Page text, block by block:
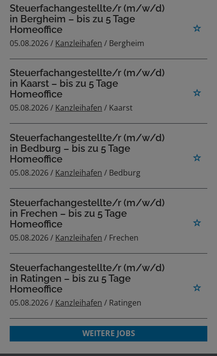
Steuerfachangestellte/r (m/w/d)
in Bergheim – bis zu 5 Tage
Homeoffice
05.08.2026 / Kanzleihafen / Bergheim
Steuerfachangestellte/r (m/w/d)
in Kaarst – bis zu 5 Tage
Homeoffice
05.08.2026 / Kanzleihafen / Kaarst
Steuerfachangestellte/r (m/w/d)
in Bedburg – bis zu 5 Tage
Homeoffice
05.08.2026 / Kanzleihafen / Bedburg
Steuerfachangestellte/r (m/w/d)
in Frechen – bis zu 5 Tage
Homeoffice
05.08.2026 / Kanzleihafen / Frechen
Steuerfachangestellte/r (m/w/d)
in Ratingen – bis zu 5 Tage
Homeoffice
05.08.2026 / Kanzleihafen / Ratingen
WEITERE JOBS